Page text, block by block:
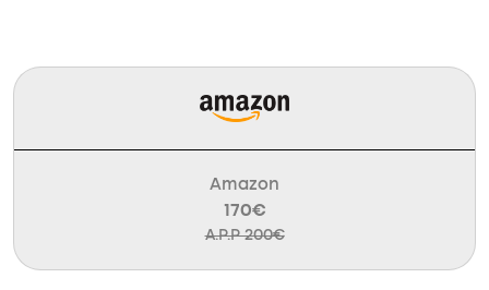
Amazon
170€
A.P.P 200€